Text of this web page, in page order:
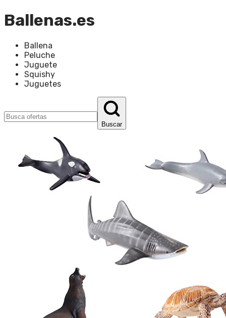
Ballenas.es
Ballena
Peluche
Juguete
Squishy
Juguetes
Buscar